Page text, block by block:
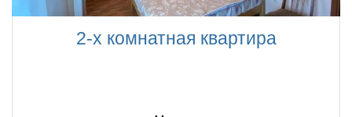
2-х комнатная квартира